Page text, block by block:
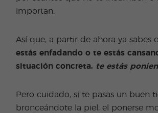
importan.
Así que, a partir de ahora ya sabes
estás enfadando o te estás
situación concreta, te estás
Pero cuidado, si te pasas un buen
bronceándote la piel, el ponerse